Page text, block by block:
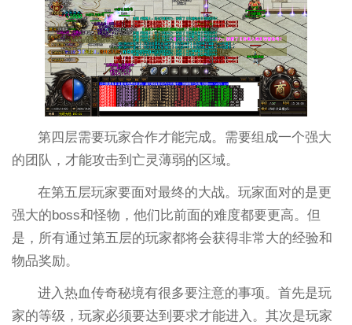
第四层需要玩家合作才能完成。需要组成一个强大
的团队，才能攻击到亡灵薄弱的区域。
在第五层玩家要面对最终的大战。玩家面对的是更
强大的boss和怪物，他们比前面的难度都要更高。但
是，所有通过第五层的玩家都将会获得非常大的经验和
物品奖励。
进入热血传奇秘境有很多要注意的事项。首先是玩
家的等级，玩家必须要达到要求才能进入。其次是玩家